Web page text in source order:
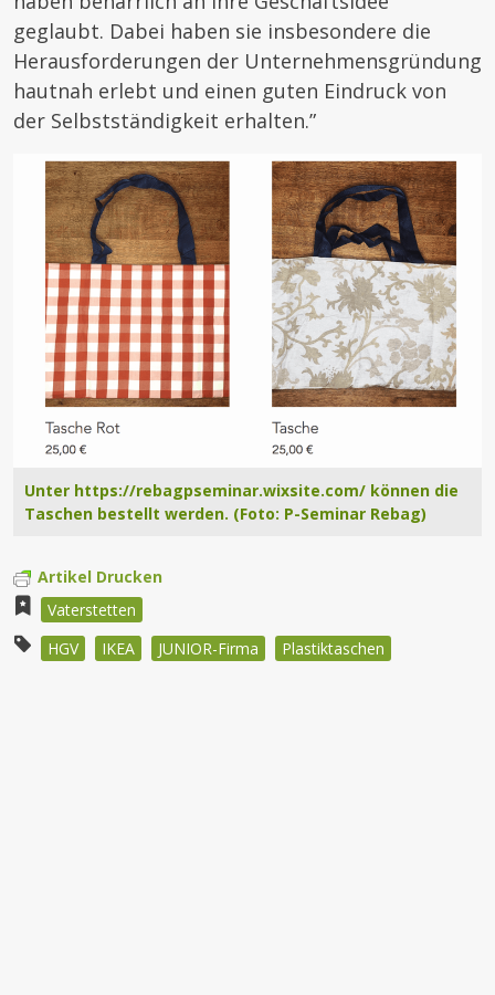
geglaubt. Dabei haben sie insbesondere die
Herausforderungen der Unternehmensgründung
hautnah erlebt und einen guten Eindruck von
der Selbstständigkeit erhalten.”
Unter https://rebagpseminar.wixsite.com/ können die
Taschen bestellt werden. (Foto: P-Seminar Rebag)
Artikel Drucken
Vaterstetten
HGV
IKEA JUNIOR-Firma Plastiktaschen